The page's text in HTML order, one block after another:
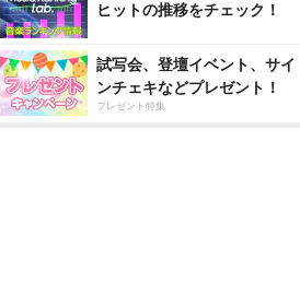
ヒットの推移をチェック！
試写会、登壇イベント、サイ
ンチェキなどプレゼント！
プレゼント特集